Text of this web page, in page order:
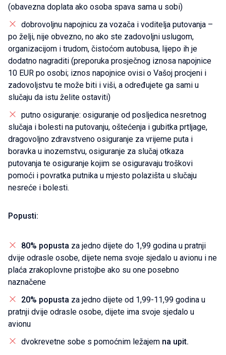
(obavezna doplata ako osoba spava sama u sobi)
dobrovoljnu napojnicu za vozača i voditelja putovanja –
po želji, nije obvezno, no ako ste zadovoljni uslugom,
organizacijom i trudom, čistoćom autobusa, lijepo ih je
dodatno nagraditi (preporuka prosječnog iznosa napojnice
10 EUR po osobi; iznos napojnice ovisi o Vašoj procjeni i
zadovoljstvu te može biti i viši, a određujete ga sami u
slučaju da istu želite ostaviti)
putno osiguranje: osiguranje od posljedica nesretnog
slučaja i bolesti na putovanju, oštećenja i gubitka prtljage,
dragovoljno zdravstveno osiguranje za vrijeme puta i
boravka u inozemstvu, osiguranje za slučaj otkaza
putovanja te osiguranje kojim se osiguravaju troškovi
pomoći i povratka putnika u mjesto polazišta u slučaju
nesreće i bolesti.
Popusti:
80% popusta za jedno dijete do 1,99 godina u pratnji
dvije odrasle osobe, dijete nema svoje sjedalo u avionu i ne
plaća zrakoplovne pristojbe ako su one posebno
naznačene
20% popusta za jedno dijete od 1,99-11,99 godina u
pratnji dvije odrasle osobe, dijete ima svoje sjedalo u
avionu
dvokrevetne sobe s pomoćnim ležajem na upit.